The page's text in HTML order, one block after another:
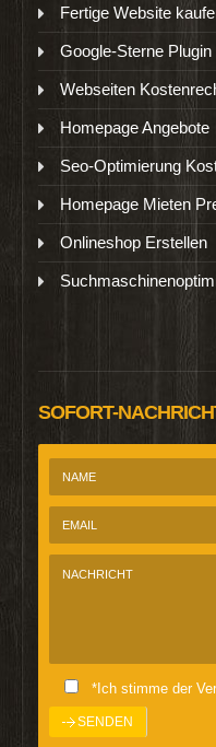
Fertige Website
Google-Sterne Plugin
Webseiten
Homepage Angebote
Seo-Optimierung
Homepage Mieten
Onlineshop Erstellen
SOFORT-
*Ich stimme der